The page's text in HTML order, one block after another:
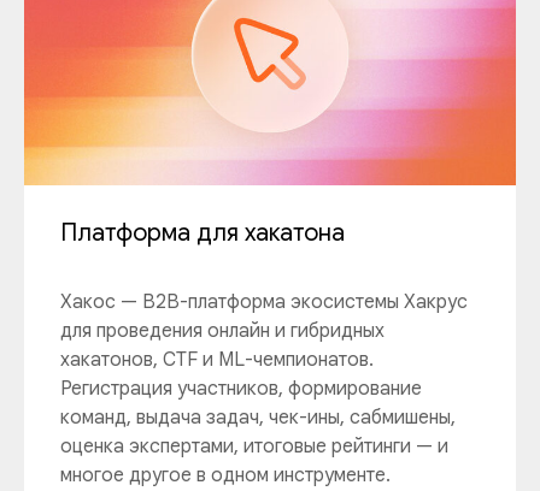
Платформа для хакатона
Хакос — B2B-платформа экосистемы Хакрус
для проведения онлайн и гибридных
хакатонов, CTF и ML-чемпионатов.
Регистрация участников, формирование
команд, выдача задач, чек-ины, сабмишены,
оценка экспертами, итоговые рейтинги — и
многое другое в одном инструменте.